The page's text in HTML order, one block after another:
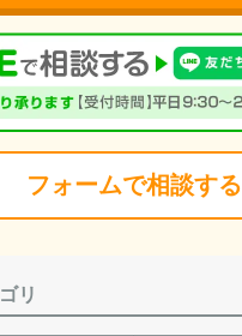
フォームで相談する
リ